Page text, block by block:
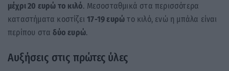
μέχρι 20 ευρώ το κιλό. Μεσοσταθμικά στα περισσότερα
καταστήματα κοστίζει17-19 ευρώ το κιλό, ενώ η μπάλα είναι
περίπου σταδύο ευρώ.
Αυξήσεις στις πρώτες ύλες